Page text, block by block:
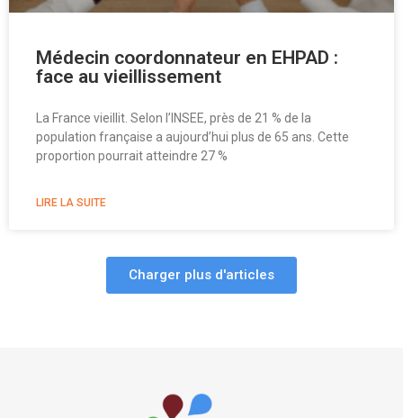
Médecin coordonnateur en EHPAD :
face au vieillissement
La France vieillit. Selon l’INSEE, près de 21 % de la
population française a aujourd’hui plus de 65 ans. Cette
proportion pourrait atteindre 27 %
LIRE LA SUITE
Charger plus d'articles